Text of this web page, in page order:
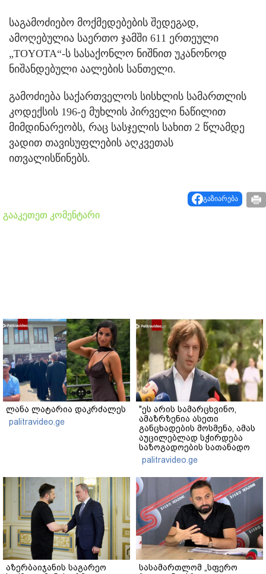
საგამოძიებო მოქმედებების შედეგად,
ამოღებულია საერთო ჯამში 611 ერთეული
„TOYOTA“-ს სასაქონლო ნიშნით უკანონოდ
ნიშანდებული აალების სანთელი.
გამოძიება საქართველოს სისხლის სამართლის
კოდექსის 196-ე მუხლის პირველი ნაწილით
მიმდინარეობს, რაც სასჯელის სახით 2 წლამდე
ვადით თავისუფლების აღკვეთას
ითვალისწინებს.
გაზიარება
გააკეთეთ კომენტარი
ლანა ლატარია დაკრძალეს
palitravideo.ge
"ეს არის სამარცხვინო,
ამაზრზენია ასეთი
განცხადების მოსმენა, ამას
აუცილებლად სჭირდება
საზოგადოების სათანადო
რეაქცია" - ირაკლი
კობახიძე
palitravideo.ge
აზერბაიჯანის საგარეო
სასამართლომ „სფერო